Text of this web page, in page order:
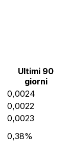
Ultimi 90
giorni
0,0024
0,0022
0,0023
0,38%